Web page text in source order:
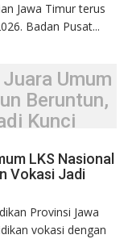
Jawa Timur terus
Badan Pusat...
Umum
Beruntun,
Kunci
LKS Nasional
Vokasi Jadi
Provinsi Jawa
vokasi dengan